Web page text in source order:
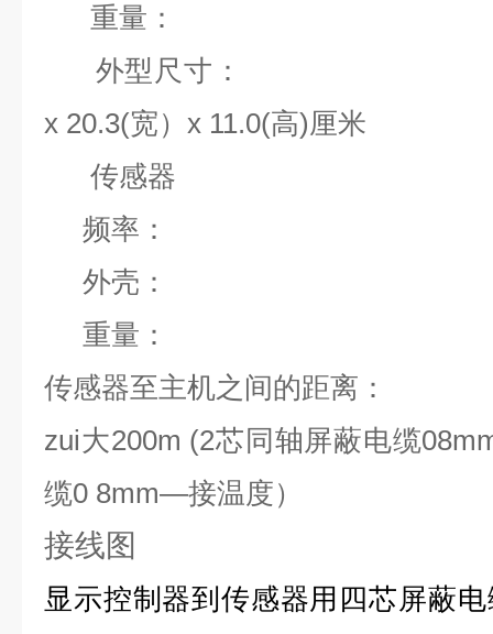
重量：
外型尺寸：
x 20.3(宽） x 11.0(高)厘米
传感器
频率：
外壳：
重量：
传感器至主机之间的距离：
zui大200m (2芯同轴屏蔽电缆08
缆0 8mm—接温度）
接线图
显示控制器到传感器用四芯屏蔽